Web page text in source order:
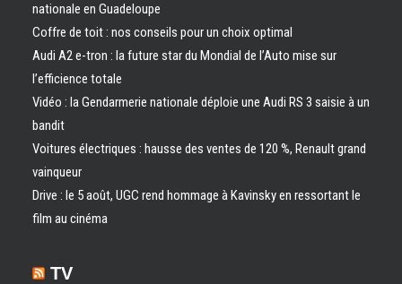
nationale en Guadeloupe
Coffre de toit : nos conseils pour un choix optimal
Audi A2 e-tron : la future star du Mondial de l’Auto mise sur
l’efficience totale
Vidéo : la Gendarmerie nationale déploie une Audi RS 3 saisie à un
bandit
Voitures électriques : hausse des ventes de 120 %, Renault grand
vainqueur
Drive : le 5 août, UGC rend hommage à Kavinsky en ressortant le
film au cinéma
TV